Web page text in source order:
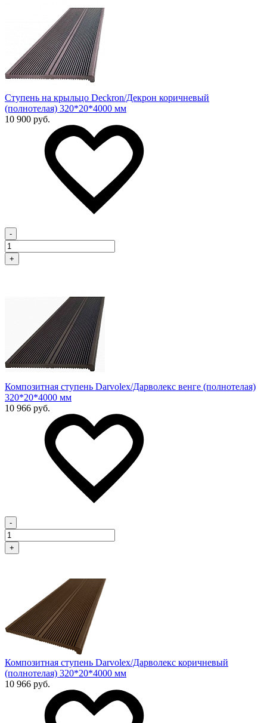
Ступень на крыльцо Deckron/Декрон коричневый
(полнотелая) 320*20*4000 мм
10 900 руб.
-
+
Композитная ступень Darvolex/Дарволекс венге (полнотелая)
320*20*4000 мм
10 966 руб.
-
+
Композитная ступень Darvolex/Дарволекс коричневый
(полнотелая) 320*20*4000 мм
10 966 руб.